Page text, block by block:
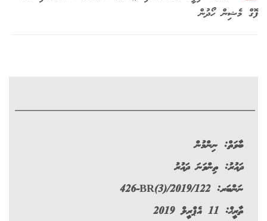
ފޮގް މެޝިން ހޯދުން
ބާވަތް: ނިންމުން
ދައުރު:ތިންވަނަ ދައުރު
ނަންބަރ:426-BR(3)/2019/122
ތާރީޚް: 11 އެޕްރީލް 2019